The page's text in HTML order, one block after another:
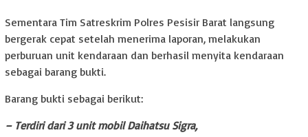
Sementara Tim Satreskrim Polres Pesisir Barat langsung
bergerak cepat setelah menerima laporan, melakukan
perburuan unit kendaraan dan berhasil menyita kendaraan
sebagai barang bukti.
Barang bukti sebagai berikut:
– Terdiri dari 3 unit mobil Daihatsu Sigra,